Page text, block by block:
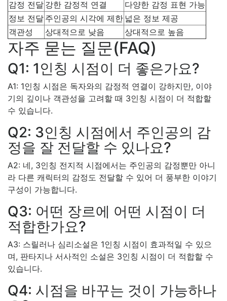
감정 전달 강한 감정적 연결
다양한 감정 표현 가능
정보 전달 주인공의 시각에 제한 넓은 정보 제공
객관성
상대적으로 낮음 상대적으로 높음
자주 묻는 질문(FAQ)
Q1: 1인칭 시점이 더 좋은가요?
A1: 1인칭 시점은 독자와의 감정적 연결이 강하지만, 이야
기의 깊이나 객관성을 고려할 때 3인칭 시점이 더 적합할
수 있습니다.
Q2: 3인칭 시점에서 주인공의 감
정을 잘 전달할 수 있나요?
A2: 네, 3인칭 전지적 시점에서는 주인공의 감정뿐만 아니
라 다른 캐릭터의 감정도 전달할 수 있어 더 풍부한 이야기
구성이 가능합니다.
Q3: 어떤 장르에 어떤 시점이 더
적합한가요?
A3: 스릴러나 심리소설은 1인칭 시점이 효과적일 수 있으
며, 판타지나 서사적인 소설은 3인칭 시점이 더 적합할 수
있습니다.
Q4: 시점을 바꾸는 것이 가능하나